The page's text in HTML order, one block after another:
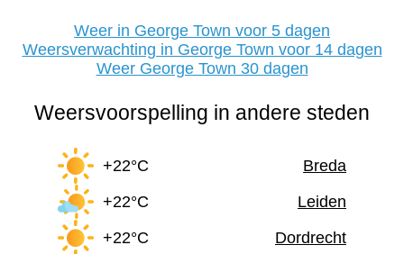
Weer in George Town voor 5 dagen
Weersverwachting in George Town voor 14 dagen
Weer George Town 30 dagen
Weersvoorspelling in andere steden
+22°C
Breda
+22°C
Leiden
+22°C
Dordrecht